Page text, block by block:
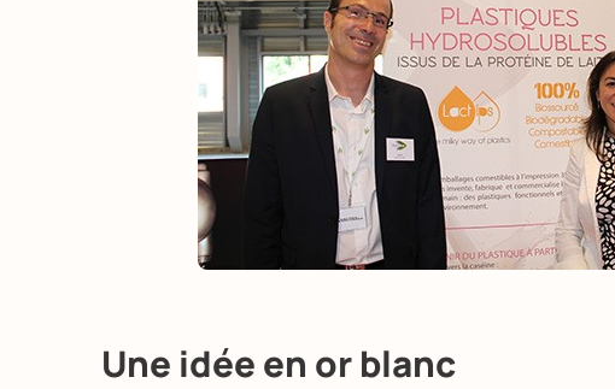
Une idée en or blanc